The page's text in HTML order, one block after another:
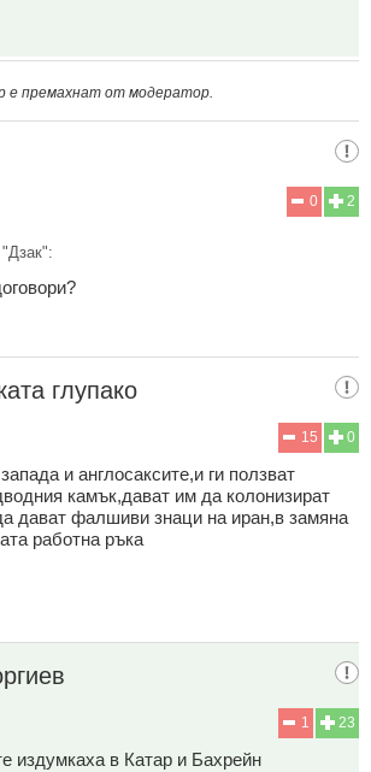
е премахнат от модератор.
2
0
"Дзак":
глупако
0
15
и англосаксите,и ги ползват
камък,дават им да колонизират
дават фалшиви знаци на иран,в замяна
работна ръка
23
1
издумкаха в Катар и Бахрейн